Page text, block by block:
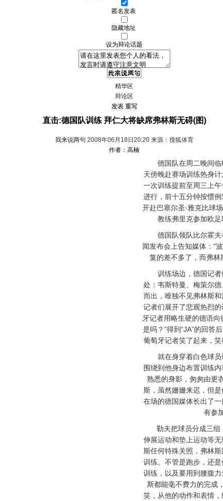
匿名发表
隐藏地址
设为辩论话题
精华区
辩论区
直击:德国队训练 拜仁大将缺席弗林斯无碍(图)
我来说两句 2008年06月18日20:20 来源：搜狐体育
作者：高楠
德国队在周二晚间临
天傍晚赴赛场训练热身
一次训练提前至周三上
进行，前十五分钟按惯
开赴巴塞尔圣·雅克比球
教练弗里克参加欧足
德国队领队比尔霍夫
闻发布会上告知媒体：“
复的差不多了，而弗林
训练场边，德国记者
处：韦斯特曼、梅策尔
而出，唯独不见弗林斯
记者们展开了悲观热烈
牙记者用略生硬的德语向
是吗？”得到“JA”的回答
葡萄牙记者笑了起来，笑
就在身穿着白色球员
围绕到他身边布置训练
熟悉的身影，匆匆由更
斯，虽然姗姗来迟，但
在场的德国媒体长出了
有参
勒夫把球员分成三组
伸展运动和垫上运动等
斯任何特殊关照，弗林
训练。不管是跑步，还
训练，以及要用到腰腹
斯都能毫不费力的完成
笑，从他的动作和表情